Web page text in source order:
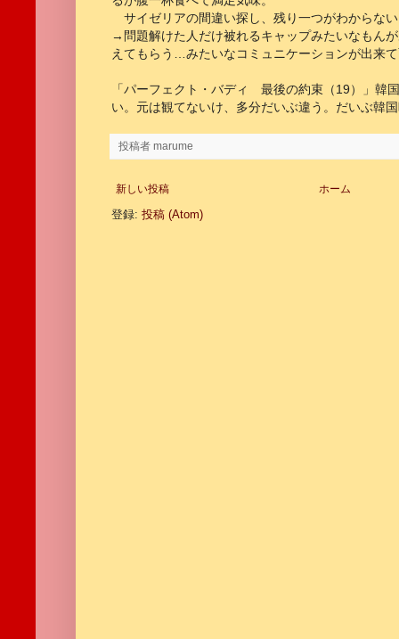
サイゼリアの間違い探し、残り一つがわからな
→問題解けた人だけ被れるキャップみたいなもん
えてもらう…みたいなコミュニケーションが出来
「パーフェクト・バディ 最後の約束（19）」韓
い。元は観てないけ、多分だいぶ違う。だいぶ韓
投稿者 marume
新しい投稿 ホーム
登録: 投稿 (Atom)